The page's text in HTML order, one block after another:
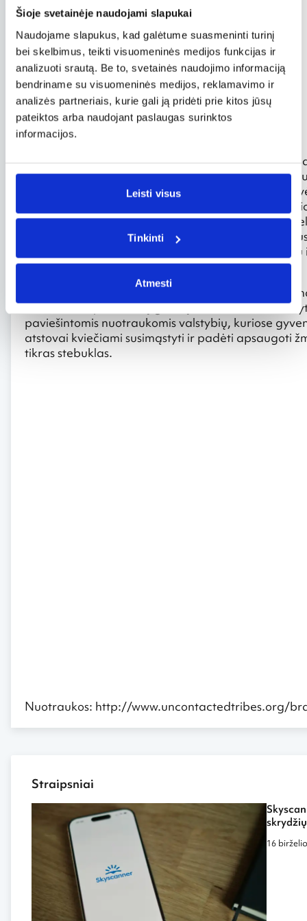
Šioje svetainėje naudojami slapukai
Naudojame slapukus, kad galėtume suasmeninti turinį
bei skelbimus, teikti visuomeninės medijos funkcijas ir
analizuoti srautą. Be to, svetainės naudojimo informaciją
bendriname su visuomeninės medijos, reklamavimo ir
analizės partneriais, kurie gali ją pridėti prie kitos jūsų
pateiktos arba naudojant paslaugas surinktos
informacijos.
Leisti visus
Tinkinti
Atmesti
Šioms, kaip ir kitoms „prarastosioms“ gentims,
genčių atstovai neturi imuniteto civilizuotame
gripui, vėjaraupiams, tymams, taip pat įvairioms
atsargus pirmasis kontaktas su izoliuotai
keliems mėnesiams nuo šio kontakto užmezgimo,
kontaktas su „prarastąja“ gentimi gali išnaikinti
Antai 1996 metais pusė Murunahua genties
medkirčiai.
Antrasis pavojaus židinys – smurtas. „Survival
nuo civilizacijos atkirstų genčių atstovai buvo
paviešintomis nuotraukomis valstybių, kuriose
atstovai kviečiami susimąstyti ir padėti apsaugoti
tikras stebuklas.
Nuotraukos: http://www.uncontactedtribes.org/
Straipsniai
16